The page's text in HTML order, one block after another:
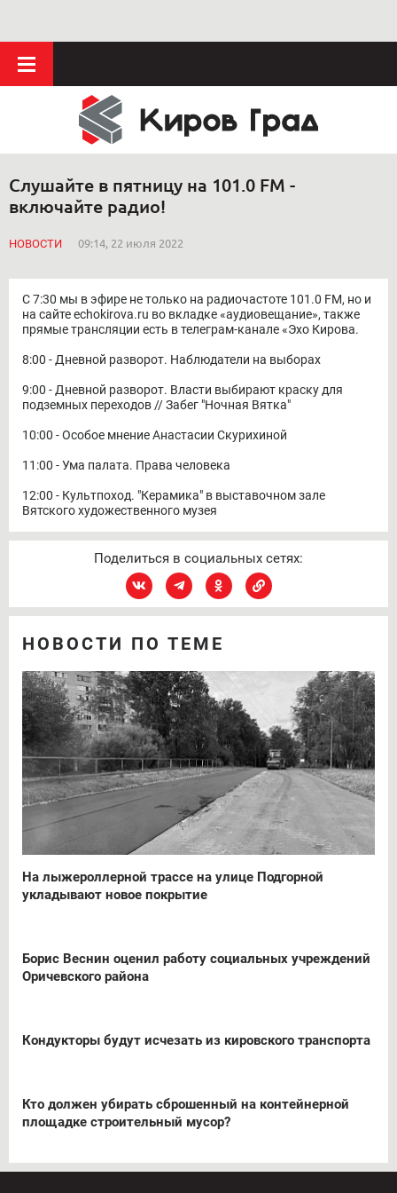
Слушайте в пятницу на 101.0 FM -
включайте радио!
НОВОСТИ 09:14, 22 июля 2022
С 7:30 мы в эфире не только на радиочастоте 101.0 FM, но и
на сайте echokirova.ru во вкладке «аудиовещание», также
прямые трансляции есть в телеграм-канале «Эхо Кирова.
8:00 - Дневной разворот. Наблюдатели на выборах
9:00 - Дневной разворот. Власти выбирают краску для
подземных переходов // Забег "Ночная Вятка"
10:00 - Особое мнение Анастасии Скурихиной
11:00 - Ума палата. Права человека
12:00 - Культпоход. "Керамика" в выставочном зале
Вятского художественного музея
Поделиться в социальных сетях:
НОВОСТИ ПО ТЕМЕ
На лыжероллерной трассе на улице Подгорной
укладывают новое покрытие
Борис Веснин оценил работу социальных учреждений
Оричевского района
Кондукторы будут исчезать из кировского транспорта
Кто должен убирать сброшенный на контейнерной
площадке строительный мусор?